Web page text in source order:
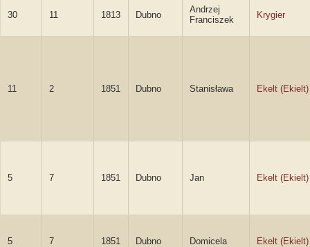
30 11 1813 Dubno
Andrzej
Franciszek
Krygier
11 2 1851 Dubno Stanisława Ekelt (Ekielt)
5 7 1851 Dubno Jan Ekelt (Ekielt)
5 7 1851 Dubno Domicela Ekelt (Ekielt)